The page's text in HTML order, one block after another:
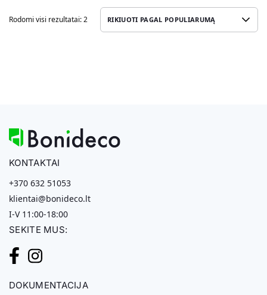
Rodomi visi rezultatai: 2
KONTAKTAI
+370 632 51053
klientai@bonideco.lt
I-V 11:00-18:00
SEKITE MUS:
DOKUMENTACIJA